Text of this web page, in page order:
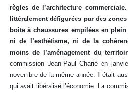
règles de l’architecture
littéralement défigurées par des
boite à chaussures empilées en
ni de l’esthétisme, ni de la
moins de l’aménagement du
commission Jean-Paul Charié en
novembre de la même année. Il était
qui avait libéralisé l’économie. La